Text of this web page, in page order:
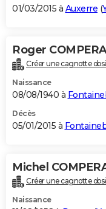
01/03/2015 à Auxerre (
Roger
Créer une cagnotte
Naissance
08/08/1940 à
Décès
05/01/2015 à
Michel
Créer une cagnotte
Naissance